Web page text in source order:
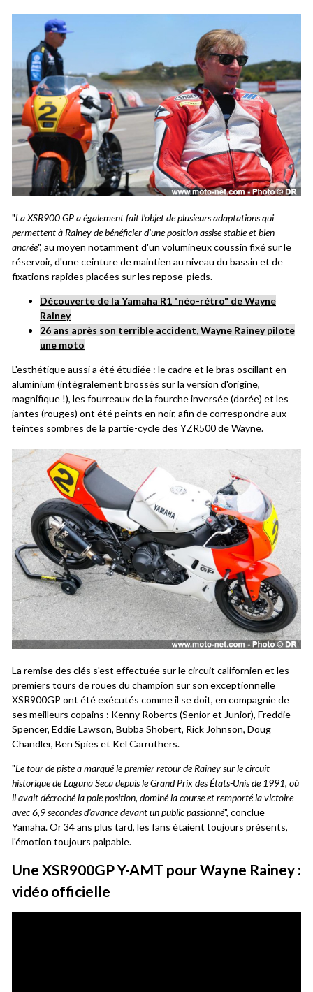
"La XSR900 GP a également fait l'objet de plusieurs adaptations qui
permettent à Rainey de bénéficier d'une position assise stable et bien
ancrée", au moyen notamment d'un volumineux coussin fixé sur le
réservoir, d'une ceinture de maintien au niveau du bassin et de
fixations rapides placées sur les repose-pieds.
Découverte de la Yamaha R1 "néo-rétro" de Wayne
Rainey
26 ans après son terrible accident, Wayne Rainey pilote
une moto
L'esthétique aussi a été étudiée : le cadre et le bras oscillant en
aluminium (intégralement brossés sur la version d'origine,
magnifique !), les fourreaux de la fourche inversée (dorée) et les
jantes (rouges) ont été peints en noir, afin de correspondre aux
teintes sombres de la partie-cycle des YZR500 de Wayne.
La remise des clés s'est effectuée sur le circuit californien et les
premiers tours de roues du champion sur son exceptionnelle
XSR900GP ont été exécutés comme il se doit, en compagnie de
ses meilleurs copains : Kenny Roberts (Senior et Junior), Freddie
Spencer, Eddie Lawson, Bubba Shobert, Rick Johnson, Doug
Chandler, Ben Spies et Kel Carruthers.
"Le tour de piste a marqué le premier retour de Rainey sur le circuit
historique de Laguna Seca depuis le Grand Prix des États-Unis de 1991, où
il avait décroché la pole position, dominé la course et remporté la victoire
avec 6,9 secondes d'avance devant un public passionné", conclue
Yamaha. Or 34 ans plus tard, les fans étaient toujours présents,
l'émotion toujours palpable.
Une XSR900GP Y-AMT pour Wayne Rainey :
vidéo officielle